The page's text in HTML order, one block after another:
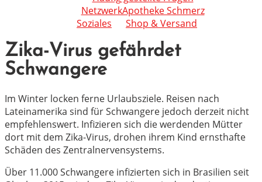
NetzwerkApotheke Schmerz
Soziales
Shop & Versand
Zika-Virus gefährdet
Schwangere
Im Winter locken ferne Urlaubsziele. Reisen nach
Lateinamerika sind für Schwangere jedoch derzeit nicht
empfehlenswert. Infizieren sich die werdenden Mütter
dort mit dem Zika-Virus, drohen ihrem Kind ernsthafte
Schäden des Zentralnervensystems.
Über 11.000 Schwangere infizierten sich in Brasilien seit